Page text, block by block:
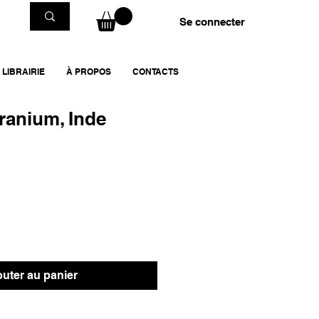
LIBRAIRIE À PROPOS CONTACTS
Se connecter
Inde
au panier